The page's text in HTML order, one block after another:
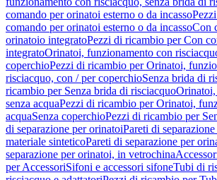
comando per orinatoi esterno o da incasso
comando per orinatoi esterno o da incassoCon
orinatoio integratoPezzi di ricambio per Con
integratoOrinatoi, funzionamento con
coperchioPezzi di ricambio per Orinatoi,
risciacquo, con / per coperchioSenza brida di
ricambio per Senza brida di risciacquo
senza acquaPezzi di ricambio per Orinatoi,
acquaSenza coperchioPezzi di ricambio per
di separazione per orinatoiPareti di
materiale sinteticoPareti di separazione per
separazione per orinatoi, in vetrochina
per AccessoriSifoni e accessori sifoneTubi di